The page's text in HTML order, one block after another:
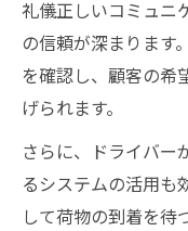
礼儀正しいコミュニ
の信頼が深まります
を確認し、顧客の希
げられます。
さらに、ドライバー
るシステムの活用も
して荷物の到着を待